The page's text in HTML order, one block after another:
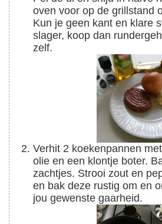
oven voor op de grillstand
Kun je geen kant en klare
slager, koop dan
zelf.
Verhit 2 koekenpannen met elk een scheutje
olie en een klontje boter.
zachtjes. Strooi zout en
en bak deze rustig om en
jou gewenste gaarheid.